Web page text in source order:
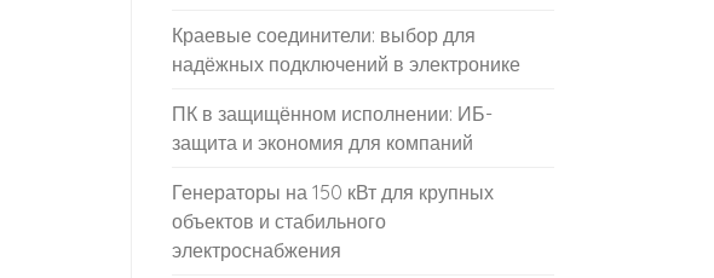
Краевые соединители: выбор для
надёжных подключений в электронике
ПК в защищённом исполнении: ИБ-
защита и экономия для компаний
Генераторы на 150 кВт для крупных
объектов и стабильного
электроснабжения